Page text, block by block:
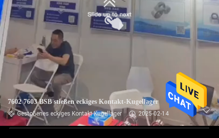
7602 7603 BSB stießen eckiges Kontakt-Kugellager
Gestoßenes eckiges Kontakt-Kugellager 2025-02-14